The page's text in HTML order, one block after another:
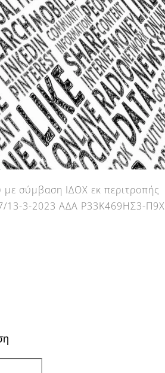
σύμβαση ΙΔΟΧ εκ περιτροπής
13-3-2023 ΑΔΑ Ρ33Κ469ΗΣ3-Π9Χ